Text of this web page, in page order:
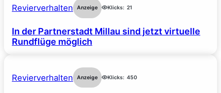
Revierverhalten Anzeige Klicks: 21
In der Partnerstadt Millau sind jetzt virtuelle
Rundflüge möglich
Revierverhalten Anzeige Klicks: 450